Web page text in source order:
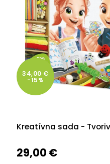
34,00 €
-15%
Kreatívna sada -
29,00 €